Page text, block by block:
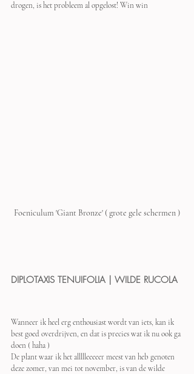
drogen, is het probleem al opgelost! Win win
Foeniculum 'Giant Bronze' ( grote gele schermen )
DIPLOTAXIS TENUIFOLIA | WILDE RUCOLA
Wanneer ik heel erg enthousiast wordt van iets, kan ik
best goed overdrijven, en dat is precies wat ik nu ook ga
doen ( haha )
De plant waar ik het allllleeeeer meest van heb genoten
deze zomer, van mei tot november, is van de wilde